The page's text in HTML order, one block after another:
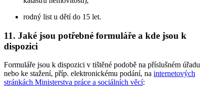
rodný list u dětí do 15 let.
11. Jaké jsou potřebné formuláře a kde jsou k
dispozici
Formuláře jsou k dispozici v tištěné podobě na příslušném úřadu
nebo ke stažení, příp. elektronickému podání, na internetových
stránkách Ministerstva práce a sociálních věcí: